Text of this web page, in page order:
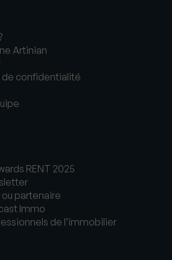
Artinian
de confidentialité
RENT 2025
partenaire
Immo
de l’immobilier